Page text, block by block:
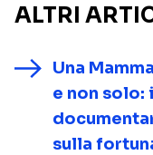
ALTRI
Una
e non solo:
sulla